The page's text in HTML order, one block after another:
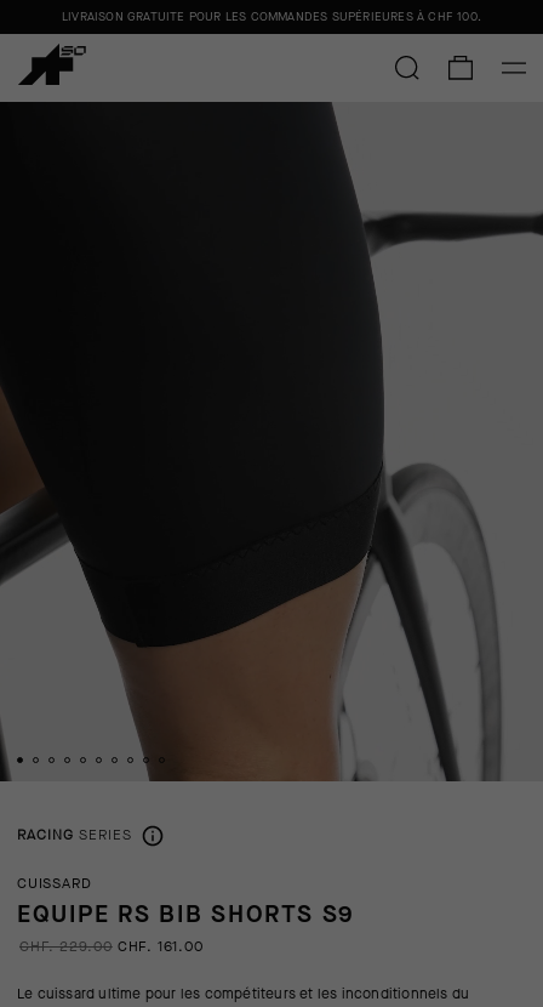
LIVRAISON GRATUITE POUR LES COMMANDES SUPÉRIEURES À CHF 100.
RACING SERIES
CUISSARD
EQUIPE RS BIB SHORTS S9
CHF. 229.00 CHF. 161.00
Le cuissard ultime pour les compétiteurs et les inconditionnels du